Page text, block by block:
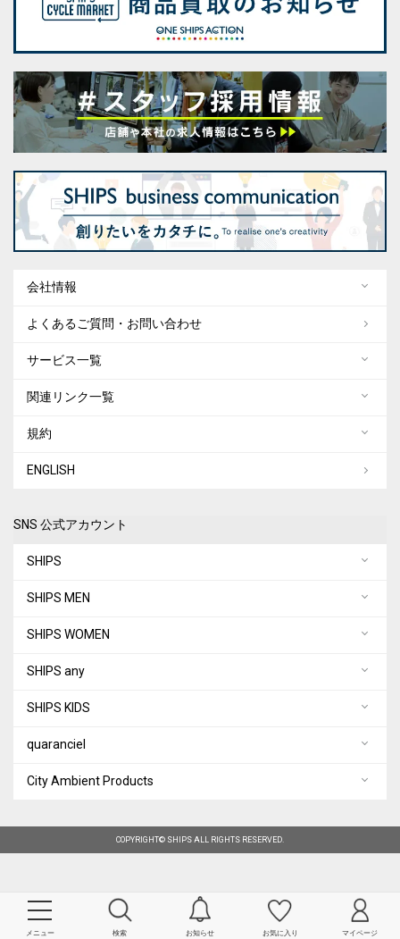
メニュー 検索 お知らせ お気に入り マイページ
会社情報
よくあるご質問・お問い合わせ
サービス一覧
関連リンク一覧
規約
ENGLISH
SNS 公式アカウント
SHIPS
SHIPS MEN
SHIPS WOMEN
SHIPS any
SHIPS KIDS
quaranciel
City Ambient Products
COPYRIGHT© SHIPS ALL RIGHTS RESERVED.